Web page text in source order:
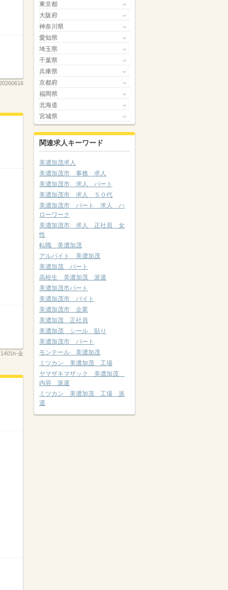
1401h-金
東京都
大阪府
神奈川県
愛知県
埼玉県
千葉県
兵庫県
京都府
福岡県
北海道
宮城県
関連求人キーワード
美濃加茂求人
美濃加茂市 事務 求人
美濃加茂市 求人 パート
美濃加茂市 求人 ５０代
美濃加茂市 パート 求人 ハ
ローワーク
美濃加茂市 求人 正社員 女
性
転職 美濃加茂
アルバイト 美濃加茂
美濃加茂 パート
高校生 美濃加茂 派遣
美濃加茂市パート
美濃加茂市 バイト
美濃加茂市 企業
美濃加茂 正社員
美濃加茂 シール 貼り
美濃加茂市 パート
モンテール 美濃加茂
ミツカン 美濃加茂 工場
ヤマザキマザック 美濃加茂
内容 派遣
ミツカン 美濃加茂 工場 派
遣